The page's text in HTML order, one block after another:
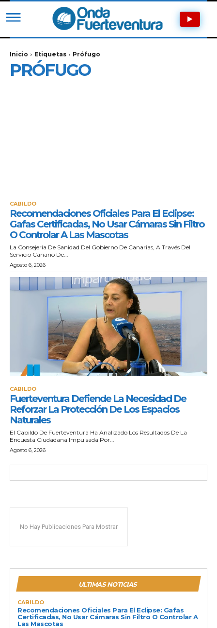
Inicio Etiquetas Prófugo
PRÓFUGO
CABILDO
Recomendaciones Oficiales Para El Eclipse:
Gafas Certificadas, No Usar Cámaras Sin Filtro
O Controlar A Las Mascotas
La Consejería De Sanidad Del Gobierno De Canarias, A Través Del
Servicio Canario De...
Agosto 6, 2026
CABILDO
Fuerteventura Defiende La Necesidad De
Reforzar La Protección De Los Espacios
Naturales
El Cabildo De Fuerteventura Ha Analizado Los Resultados De La
Encuesta Ciudadana Impulsada Por...
Agosto 6, 2026
No Hay Publicaciones Para Mostrar
ULTIMAS NOTICIAS
CABILDO
Recomendaciones Oficiales Para El Eclipse: Gafas
Certificadas, No Usar Cámaras Sin Filtro O Controlar A
Las Mascotas